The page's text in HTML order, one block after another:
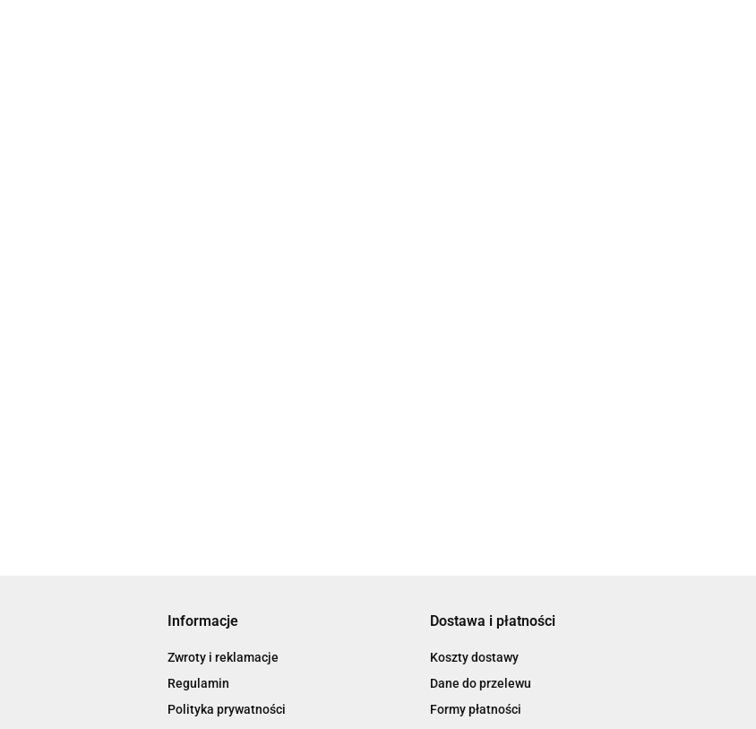
Informacje
Zwroty i reklamacje
Regulamin
Polityka prywatności
Dostawa i płatności
Koszty dostawy
Dane do przelewu
Formy płatności